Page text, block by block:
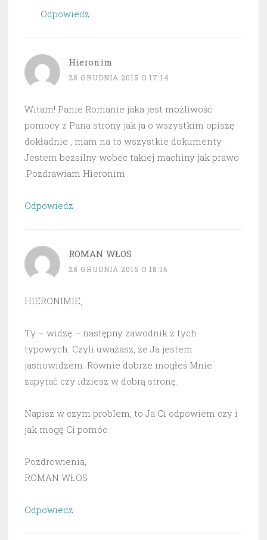
Odpowiedz
Hieronim
28 GRUDNIA 2015 O 17:14
Witam! Panie Romanie jaka jest możliwość
pomocy z Pana strony jak ja o wszystkim opiszę
dokładnie , mam na to wszystkie dokumenty .
Jestem bezsilny wobec takiej machiny jak prawo
.Pozdrawiam Hieronim
Odpowiedz
ROMAN WŁOS
28 GRUDNIA 2015 O 18:16
HIERONIMIE,
Ty – widzę – następny zawodnik z tych
typowych. Czyli uważasz, że Ja jestem
jasnowidzem. Równie dobrze mogłeś Mnie
zapytać czy idziesz w dobrą stronę.
Napisz w czym problem, to Ja Ci odpowiem czy i
jak mogę Ci pomóc.
Pozdrowienia,
ROMAN WŁOS
Odpowiedz